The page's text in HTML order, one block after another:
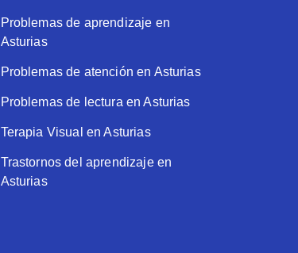
Problemas de aprendizaje en
Asturias
Problemas de atención en Asturias
Problemas de lectura en Asturias
Terapia Visual en Asturias
Trastornos del aprendizaje en
Asturias